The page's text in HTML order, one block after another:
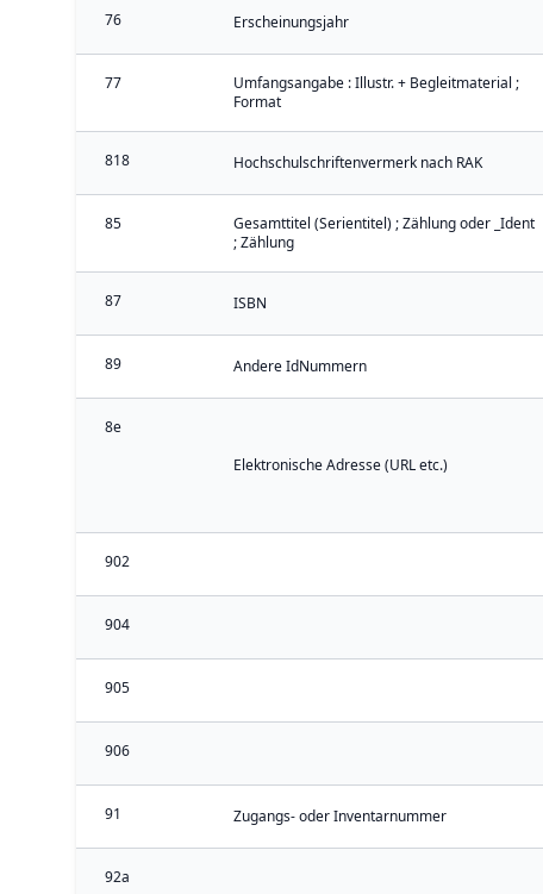
76 Erscheinungsjahr
77
Umfangsangabe : Illustr. + Begleitmaterial ;
Format
818 Hochschulschriftenvermerk nach RAK
85
Gesamttitel (Serientitel) ; Zählung oder _Ident
; Zählung
87 ISBN
89 Andere IdNummern
8e
Elektronische Adresse (URL etc.)
902
904
905
906
91 Zugangs- oder Inventarnummer
92a